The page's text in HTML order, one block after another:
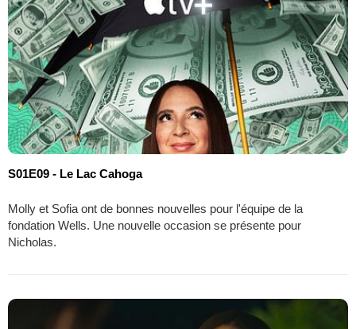
S01E09 - Le Lac Cahoga
Molly et Sofia ont de bonnes nouvelles pour l'équipe de la
fondation Wells. Une nouvelle occasion se présente pour
Nicholas.